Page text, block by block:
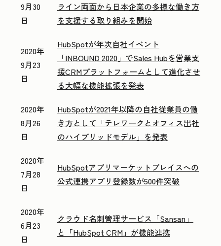
9月30
日
ライン両面から日本企業の多様な働き方
を支援する取り組みを開始
2020年
9月23
日
HubSpotが年次自社イベント
「INBOUND 2020」でSales Hubを営業支
援CRMプラットフォームとして進化させ
る大幅な機能拡張を発表
2020年
8月26
日
HubSpotが2021年以降の自社従業員の働
き方として「テレワークとオフィス出社
のハイブリッドモデル」を発表
2020年
7月28
日
HubSpotアプリマーケットプレイスへの
公式連携アプリ登録数が500件突破
2020年
6月23
日
クラウド名刺管理サービス「Sansan」
と「HubSpot CRM」が機能連携